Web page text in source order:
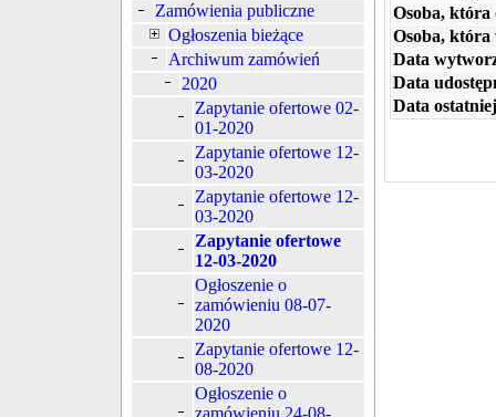
Zamówienia publiczne
Ogłoszenia bieżące
Archiwum zamówień
2020
Zapytanie ofertowe 02-
01-2020
Zapytanie ofertowe 12-
03-2020
Zapytanie ofertowe 12-
03-2020
Zapytanie ofertowe
12-03-2020
Ogłoszenie o
zamówieniu 08-07-
2020
Zapytanie ofertowe 12-
08-2020
Ogłoszenie o
zamówieniu 24-08-
Osoba, która
Osoba, która
Data
Data
Data